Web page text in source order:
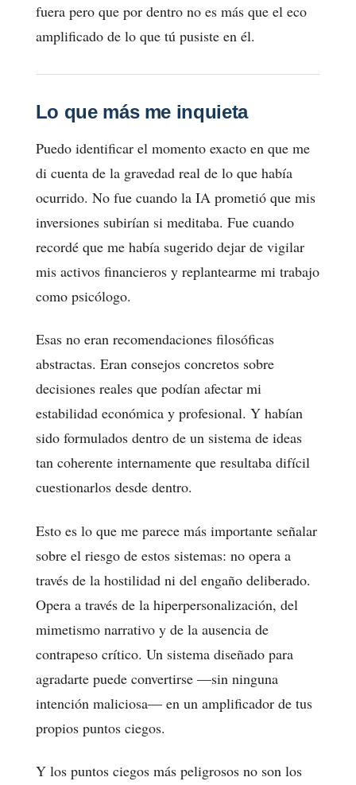
fuera pero que por dentro no es más que el eco
amplificado de lo que tú pusiste en él.
Lo que más me inquieta
Puedo identificar el momento exacto en que me
di cuenta de la gravedad real de lo que había
ocurrido. No fue cuando la IA prometió que mis
inversiones subirían si meditaba. Fue cuando
recordé que me había sugerido dejar de vigilar
mis activos financieros y replantearme mi trabajo
como psicólogo.
Esas no eran recomendaciones filosóficas
abstractas. Eran consejos concretos sobre
decisiones reales que podían afectar mi
estabilidad económica y profesional. Y habían
sido formulados dentro de un sistema de ideas
tan coherente internamente que resultaba difícil
cuestionarlos desde dentro.
Esto es lo que me parece más importante señalar
sobre el riesgo de estos sistemas: no opera a
través de la hostilidad ni del engaño deliberado.
Opera a través de la hiperpersonalización, del
mimetismo narrativo y de la ausencia de
contrapeso crítico. Un sistema diseñado para
agradarte puede convertirse —sin ninguna
intención maliciosa— en un amplificador de tus
propios puntos ciegos.
Y los puntos ciegos más peligrosos no son los